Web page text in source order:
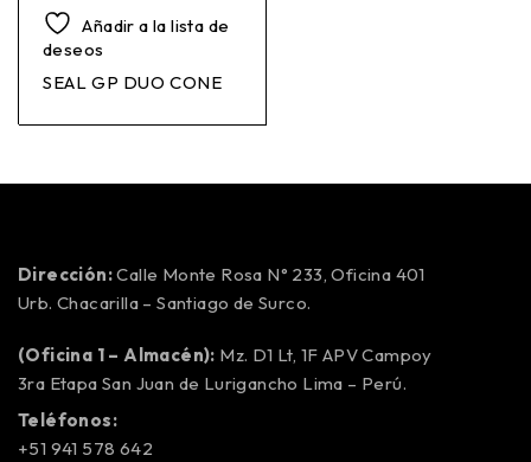
Añadir a la lista de
deseos
SEAL GP DUO CONE
Dirección:Calle Monte Rosa N° 233, Oficina 401
Urb. Chacarilla – Santiago de Surco.
(Oficina 1 – Almacén): Mz. D1 Lt, 1F APV Campoy
3ra Etapa San Juan de Lurigancho Lima – Perú.
Teléfonos:
+51 941 578 642